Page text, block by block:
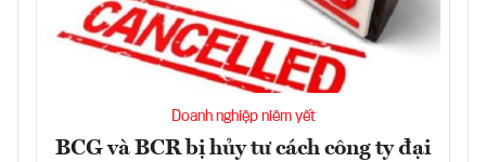
Doanh nghiệp niêm yết
BCG và BCR bị hủy tư cách công ty đại